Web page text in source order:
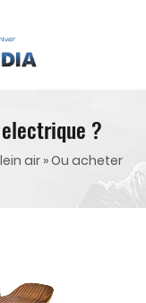
?
air»Ou acheter